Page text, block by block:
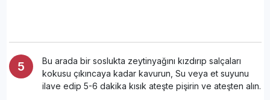
Bu arada bir soslukta zeytinyağını kızdırıp salçaları
kokusu çıkıncaya kadar kavurun, Su veya et suyunu
ilave edip 5-6 dakika kısık ateşte pişirin ve ateşten alın.